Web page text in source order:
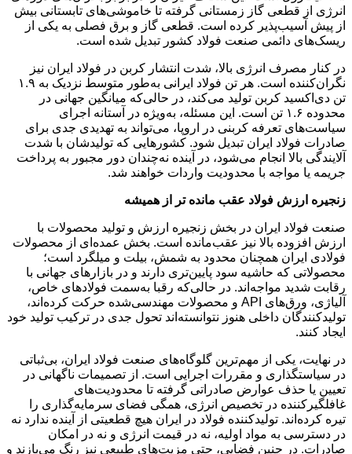
انرژی از قطعی گاز زمستانی گرفته تا خاموشی‌های تابستانی بیش
از پیش آسیب‌پذیر کرده است. قطعی گاز و برق فصلی به یکی از
ریسک‌های دائمی صنعت فولاد کشور تبدیل شده است.
در کنار مصرف انرژی بالا، شدت انتشار کربن در فولاد ایران نیز
نگران‌کننده است. هر تن فولاد ایرانی به‌طور متوسط نزدیک به ۱.۹
تن دی‌اکسید کربن تولید می‌کند، در حالی‌که میانگین جهانی در
محدوده ۱.۶ تن است. این مسئله، به‌ویژه در آستانه اجرای
سیاست‌های تعرفه کربنی در اروپا، می‌تواند به تهدیدی جدی برای
صادرات فولاد ایران تبدیل شود. کشورهایی که تولیدشان با شدت
آلایندگی بالا انجام می‌شود، در آینده نه‌چندان دور مجبور به پرداخت
جریمه یا مواجه با محدودیت واردات خواهند شد.
زنجیره ارزش فولاد عقب مانده تر از همیشه
صنعت فولاد ایران در بخش زنجیره ارزش و تولید محصولات با
ارزش افزوده بالا نیز عقب‌مانده است. بخش عمده‌ای از محصولات
فولادی ایران همچنان محدود به شمش، بیلت و میلگرد است؛
محصولاتی که حاشیه سود پایین‌تری دارند و در بازارهای جهانی با
رقابت شدید مواجه‌اند. در حالی‌که رقبا به‌سمت فولادهای خاص،
آلیاژی، ورق‌های API و محصولات مهندسی‌شده حرکت کرده‌اند،
تولیدکنندگان داخلی هنوز نتوانسته‌اند تحول جدی در ترکیب تولید خود
ایجاد کنند.
در نهایت، یکی از مهم‌ترین گلوگاه‌های صنعت فولاد ایران، بی‌ثباتی
در سیاستگذاری و مقررات اجرایی است. از تصمیمات ناگهانی در
تعیین یا حذف عوارض صادراتی گرفته تا محدودیت‌های
غافلگیرکننده در تخصیص انرژی، همگی فضای سرمایه‌گذاری را
تیره کرده‌اند. تولیدکننده فولاد در ایران هیچ قطعیتی از آینده ندارد نه
در دسترسی به مواد اولیه، نه در قیمت انرژی و نه در امکان
صادرات. در چنین فضایی، حتی مزیت‌های طبیعی نیز رنگ می‌بازند و